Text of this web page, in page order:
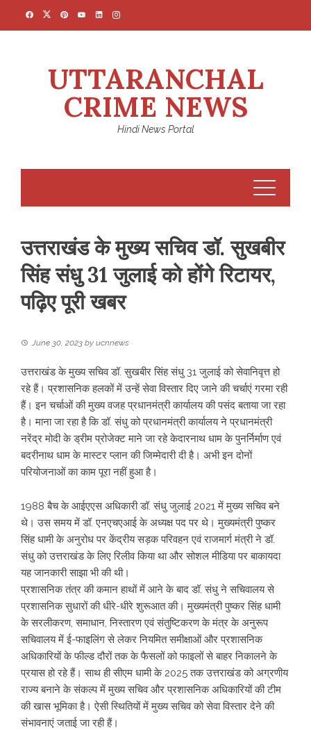
UTTARANCHAL
CRIME NEWS
Hindi News Portal
उत्तराखंड के मुख्य सचिव डॉ. सुखबीर
सिंह संधु 31 जुलाई को होंगे रिटायर,
पढ़िए पूरी खबर
June 30, 2023 by ucnnews
उत्तराखंड के मुख्य सचिव डॉ. सुखबीर सिंह संधु 31 जुलाई को सेवानिवृत्त हो
रहे हैं। प्रशासनिक हलकों में उन्हें सेवा विस्तार दिए जाने की चर्चाएं गरमा रही
हैं। इन चर्चाओं की मुख्य वजह प्रधानमंत्री कार्यालय की पसंद बताया जा रहा
है। माना जा रहा है कि डॉ. संधु को प्रधानमंत्री कार्यालय ने प्रधानमंत्री
नरेंद्र मोदी के ड्रीम प्रोजेक्ट माने जा रहे केदारनाथ धाम के पुनर्निर्माण एवं
बदरीनाथ धाम के मास्टर प्लान की जिम्मेदारी दी है। अभी इन दोनों
परियोजनाओं का काम पूरा नहीं हुआ है।
1988 बैच के आईएएस अधिकारी डॉ. संधु जुलाई 2021 में मुख्य सचिव बने
थे। उस समय में डॉ. एनएचएआई के अध्यक्ष पद पर थे। मुख्यमंत्री पुष्कर
सिंह धामी के अनुरोध पर केंद्रीय सड़क परिवहन एवं राजमार्ग मंत्री ने डॉ.
संधु को उत्तराखंड के लिए रिलीव किया था और सोशल मीडिया पर बाकायदा
यह जानकारी साझा भी की थी।
प्रशासनिक तंत्र की कमान हाथों में आने के बाद डॉ. संधु ने सचिवालय से
प्रशासनिक सुधारों की धीरे-धीरे शुरूआत की। मुख्यमंत्री पुष्कर सिंह धामी
के सरलीकरण, समाधान, निस्तारण एवं संतुष्टिकरण के मंत्र के अनुरूप
सचिवालय में ई-फाइलिंग से लेकर नियमित समीक्षाओं और प्रशासनिक
अधिकारियों के फील्ड दौरों तक के फैसलों को फाइलों से बाहर निकालने के
प्रयास हो रहे हैं। साथ ही सीएम धामी के 2025 तक उत्तराखंड को अग्रणीय
राज्य बनाने के संकल्प में मुख्य सचिव और प्रशासनिक अधिकारियों की टीम
की खास भूमिका है। ऐसी स्थितियों में मुख्य सचिव को सेवा विस्तार देने की
संभावनाएं जताई जा रही हैं।